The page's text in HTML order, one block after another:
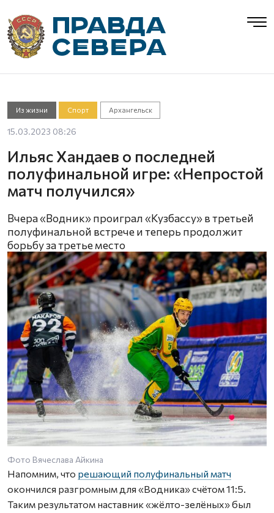
Из жизни Спорт Архангельск
15.03.2023 08:26
Ильяс Хандаев о последней
полуфинальной игре: «Непростой
матч получился»
Вчера «Водник» проиграл «Кузбассу» в третьей
полуфинальной встрече и теперь продолжит
борьбу за третье место
Фото Вячеслава Айкина
Напомним, что решающий полуфинальный матч
окончился разгромным для «Водника» счётом 11:5.
Таким результатом наставник «жёлто-зелёных» был